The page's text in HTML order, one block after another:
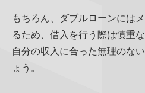
もちろん、ダブルローンには
るため、借入を行う際は慎重
自分の収入に合った無理のな
ょう。